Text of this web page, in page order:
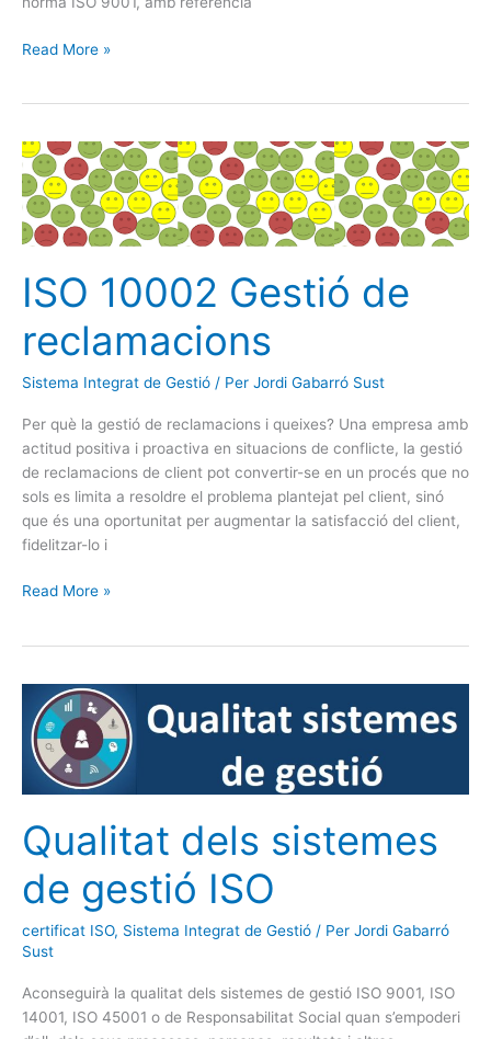
Read More »
ISO 10002 Gestió de
reclamacions
Sistema Integrat de Gestió / Per Jordi Gabarró Sust
Per què la gestió de reclamacions i queixes? Una empresa amb
actitud positiva i proactiva en situacions de conflicte, la gestió
de reclamacions de client pot convertir-se en un procés que no
sols es limita a resoldre el problema plantejat pel client, sinó
que és una oportunitat per augmentar la satisfacció del client,
fidelitzar-lo i
ISO
10002
Gestió
de
reclamacions
Read More »
Qualitat dels sistemes
de gestió ISO
certificat ISO, Sistema Integrat de Gestió / Per Jordi Gabarró
Sust
Aconseguirà la qualitat dels sistemes de gestió ISO 9001, ISO
14001, ISO 45001 o de Responsabilitat Social quan s’empoderi
Qualitat
dels
sistemes
de
gestió